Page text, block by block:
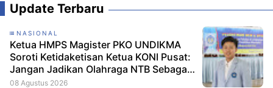
Update Terbaru
NASIONAL
Ketua HMPS Magister PKO UNDIKMA
Soroti Ketidaketisan Ketua KONI Pusat:
Jangan Jadikan Olahraga NTB Sebagai
Arena Kepentingan Sesaat
08 Agustus 2026